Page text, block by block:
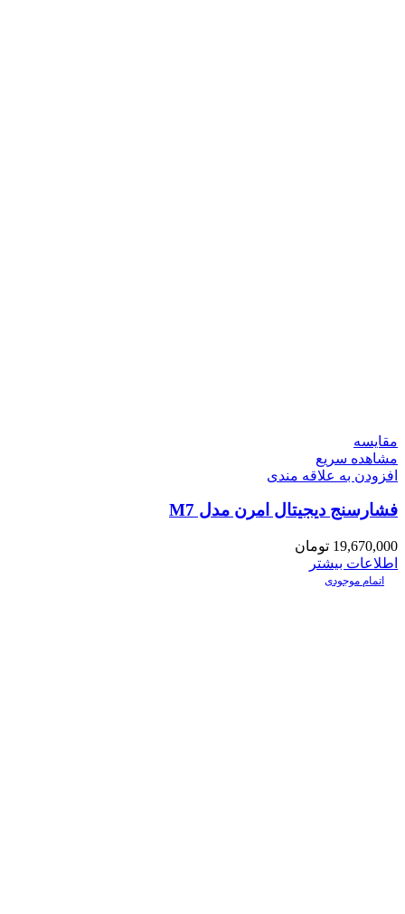
مقایسه
مشاهده سریع
افزودن به علاقه مندی
فشارسنج دیجیتال امرن مدل M7
19,670,000 تومان
اطلاعات بیشتر
اتمام موجودی